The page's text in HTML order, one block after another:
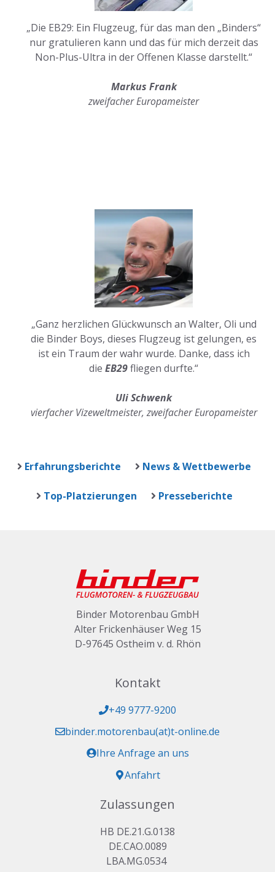
„Die EB29: Ein Flugzeug, für das man den „Binders“
nur gratulieren kann und das für mich derzeit das
Non-Plus-Ultra in der Offenen Klasse darstellt.“
Markus Frank
zweifacher Europameister
„Ganz herzlichen Glückwunsch an Walter, Oli und
die Binder Boys, dieses Flugzeug ist gelungen, es
ist ein Traum der wahr wurde. Danke, dass ich
die EB29fliegen durfte.“
Uli Schwenk
vierfacher Vizeweltmeister, zweifacher Europameister
Erfahrungsberichte News & Wettbewerbe
Top-Platzierungen Presseberichte
Binder Motorenbau GmbH
Alter Frickenhäuser Weg 15
D-97645 Ostheim v. d. Rhön
Kontakt
+49 9777-9200
binder.motorenbau(at)t-online.de
Ihre Anfrage an uns
Anfahrt
Zulassungen
HB DE.21.G.0138
DE.CAO.0089
LBA.MG.0534